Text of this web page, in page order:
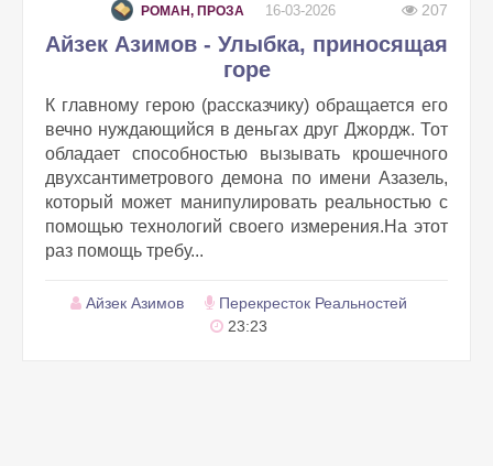
РОМАН, ПРОЗА 16-03-2026 207
Айзек Азимов - Улыбка, приносящая
горе
К главному герою (рассказчику) обращается его
вечно нуждающийся в деньгах друг Джордж. Тот
обладает способностью вызывать крошечного
двухсантиметрового демона по имени Азазель,
который может манипулировать реальностью с
помощью технологий своего измерения.На этот
раз помощь требу...
Айзек Азимов
Перекресток Реальностей
23:23